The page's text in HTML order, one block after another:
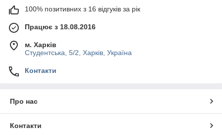
100% позитивних з 16 відгуків за рік
Працює з 18.08.2016
м. Харків
Студентська, 5/2, Харків, Україна
Контакти
Про нас
Контакти